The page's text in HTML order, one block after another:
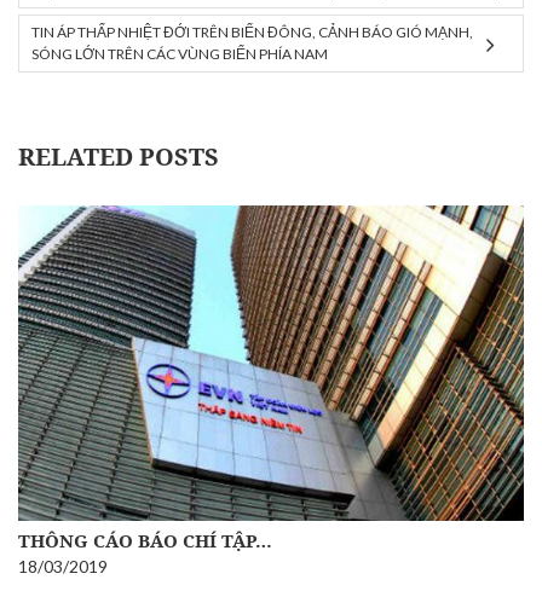
TIN ÁP THẤP NHIỆT ĐỚI TRÊN BIỂN ĐÔNG, CẢNH BÁO GIÓ MẠNH,
SÓNG LỚN TRÊN CÁC VÙNG BIỂN PHÍA NAM
RELATED POSTS
THÔNG CÁO BÁO CHÍ TẬP…
18/03/2019